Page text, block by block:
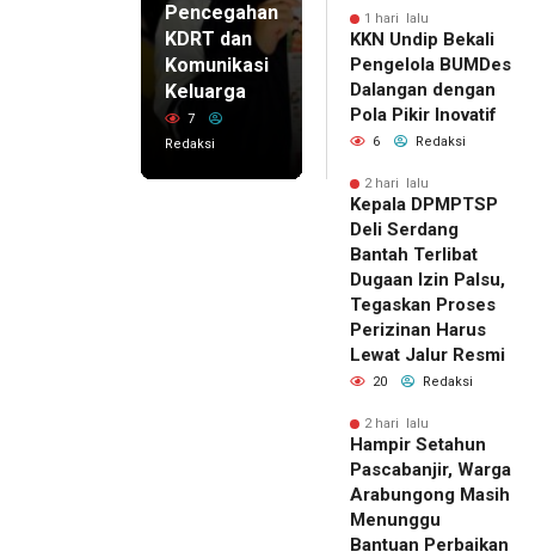
Pencegahan
KDRT dan
Komunikasi
Keluarga
7
Redaksi
1 hari lalu
KKN Undip Bekali
Pengelola BUMDes
Dalangan dengan
Pola Pikir Inovatif
6 Redaksi
2 hari lalu
Kepala DPMPTSP
Deli Serdang
Bantah Terlibat
Dugaan Izin Palsu,
Tegaskan Proses
Perizinan Harus
Lewat Jalur Resmi
20 Redaksi
2 hari lalu
Hampir Setahun
Pascabanjir, Warga
Arabungong Masih
Menunggu
Bantuan Perbaikan